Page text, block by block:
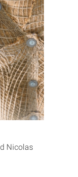
Nicolas